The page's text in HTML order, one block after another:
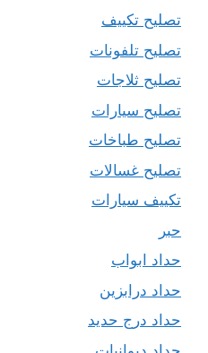
تصليح تكييف
تصليح تلفونات
تصليح ثلاجات
تصليح سيارات
تصليح طباخات
تصليح غسالات
تكييف سيارات
حبر
حداد ابواب
حداد درابزين
حداد درج حديد